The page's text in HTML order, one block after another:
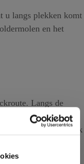
u langs plekken komt
en het
Langs de
een groot deel over
Edam en loopt u ook
de wandelling
de moeite